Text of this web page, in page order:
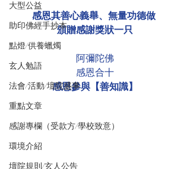
大型公益
助印佛經手抄本
點燈/供養蠟燭
玄人勉語
法會/活動/壇院盛事
重點文章
感謝專欄（受款方/學校致意）
環境介紹
壇院規則/玄人公告
感恩其善心義舉、無量功德做
頒贈感謝獎狀一只
阿彌陀佛
感恩合十
感恩參與【善知識】